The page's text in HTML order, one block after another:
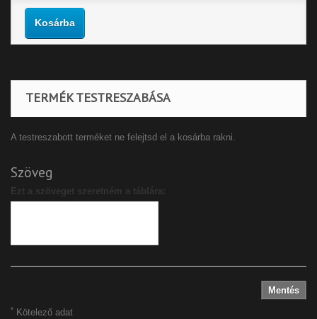
Kosárba
TERMÉK TESTRESZABÁSA
A testreszabott terméket ne felejtsd el a kosárba rakni.
Szöveg
Ezt a szöveget szeretném a táblára:
Mentés
* Kötelező adat